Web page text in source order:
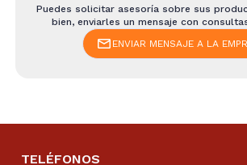
Puedes solicitar asesoría sobre sus
bien, enviarles un mensaje con
ENVIAR MENSAJE A LA
TELÉFONOS